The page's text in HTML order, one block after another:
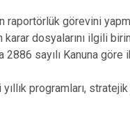
görevini
dosyalarını ilgili
sayılı Kanuna
programları,